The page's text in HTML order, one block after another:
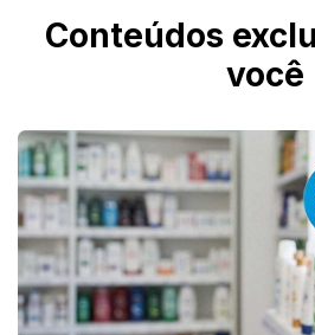
Conteúdos
você